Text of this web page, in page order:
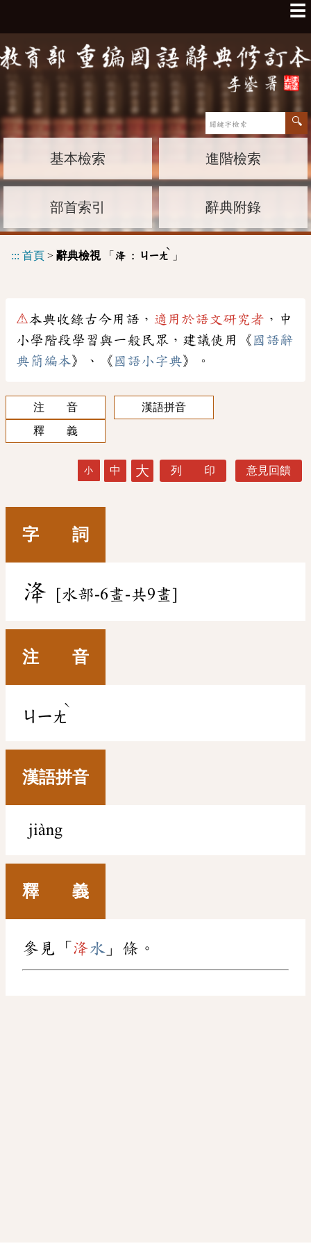
☰
基本檢索 進階檢索
部首索引 辭典附錄
::: 首頁 > 辭典檢視「 洚 : ㄐㄧㄤ
ˋ
」
⚠本典收錄古今用語， 適用於語文研究者 ，中
小學階段學習與一般民眾，建議使用《 國語辭
典簡編本》、《 國語小字典》。
注 音
漢語拼音
釋 義
小 中 大 列 印 意見回饋
字 詞
洚 [水部-6畫-共9畫]
注 音
ㄐㄧㄤ
ˋ
漢語拼音
jiàng
釋 義
參見「 洚水 」條。